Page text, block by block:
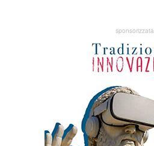
sponsorizzata